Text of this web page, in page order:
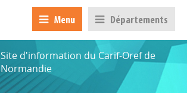
Menu Départements
Site d'information du Carif-Oref de
Normandie